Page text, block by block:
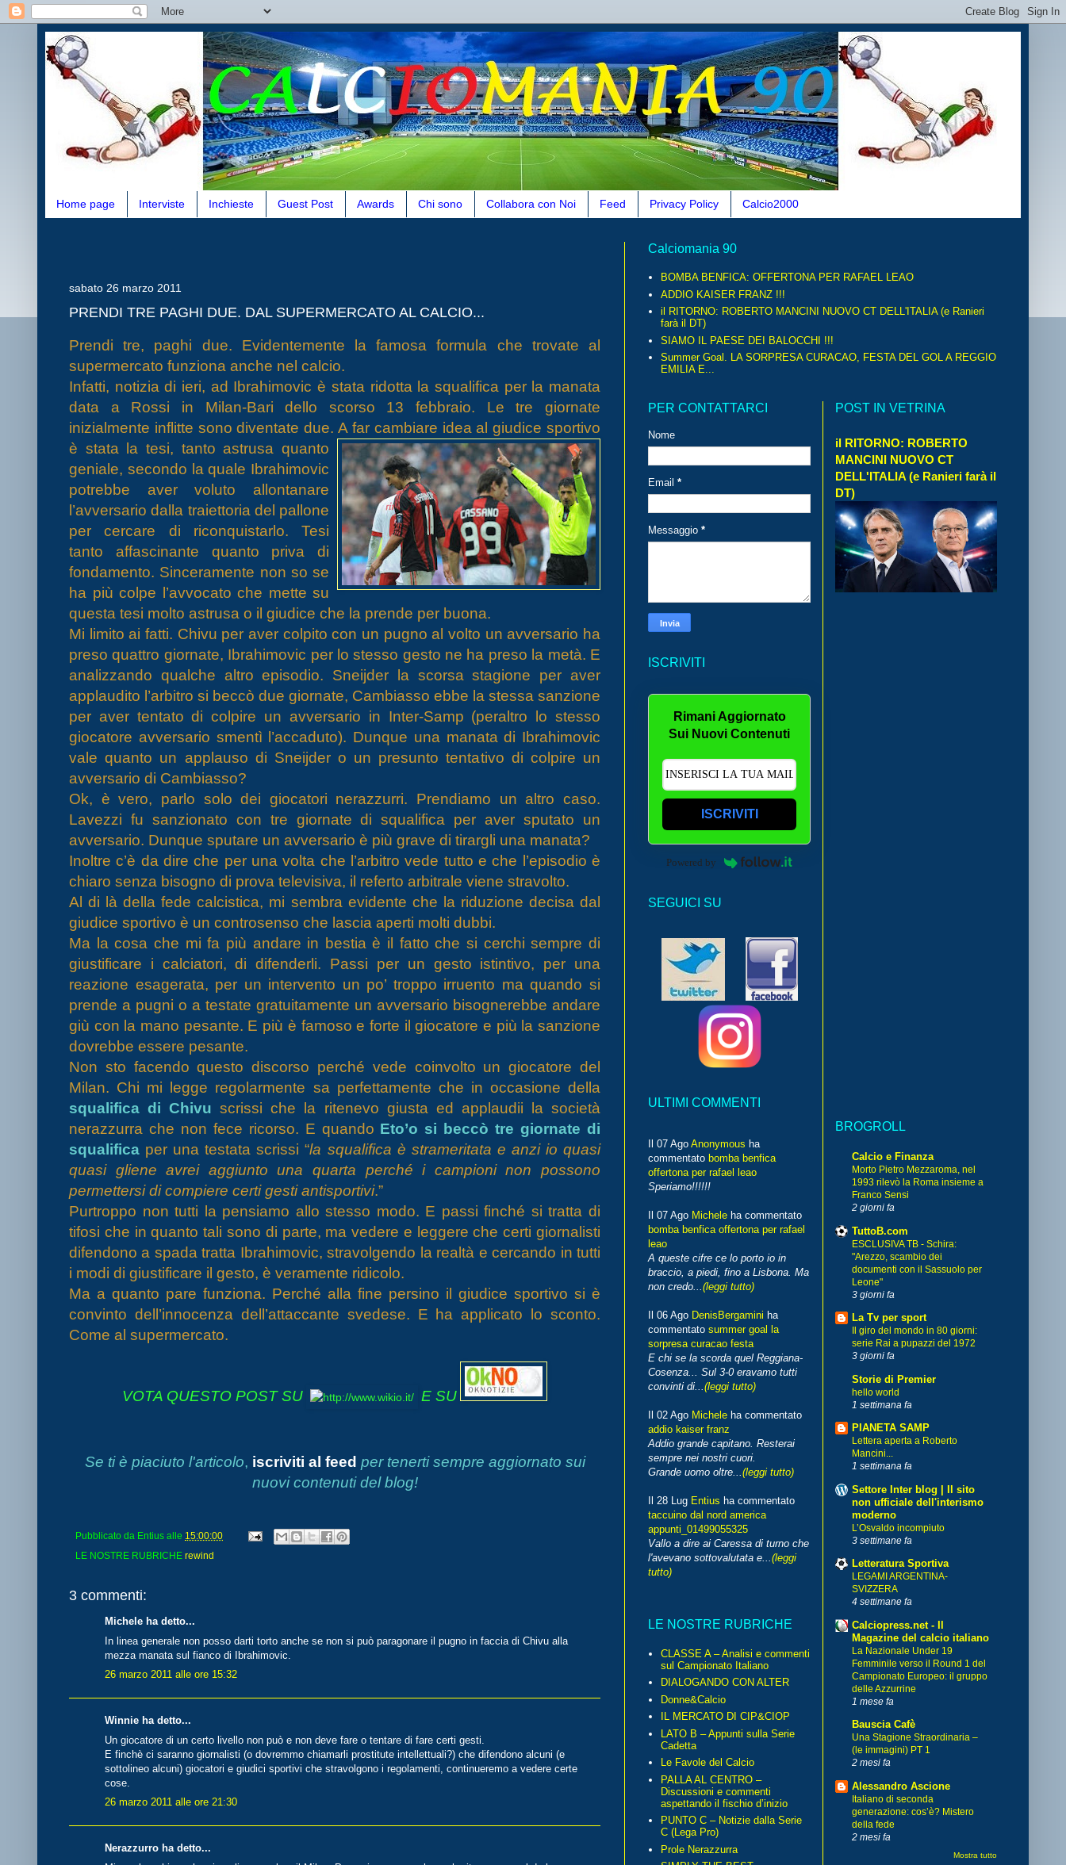
Home page Interviste Inchieste Guest Post Awards Chi sono Collabora con Noi Feed Privacy Policy Calcio2000
sabato 26 marzo 2011
PRENDI TRE PAGHI DUE. DAL SUPERMERCATO AL CALCIO...
Prendi tre, paghi due. Evidentemente la famosa formula che trovate al
supermercato funziona anche nel calcio.
Infatti, notizia di ieri, ad Ibrahimovic è stata ridotta la squalifica per la manata
data a Rossi in Milan-Bari dello scorso 13 febbraio. Le tre giornate
inizialmente inflitte sono diventate due. A far cambiare idea al giudice sportivo
è stata la tesi, tanto astrusa quanto
geniale, secondo la quale Ibrahimovic
potrebbe aver voluto allontanare
l’avversario dalla traiettoria del pallone
per cercare di riconquistarlo. Tesi
tanto affascinante quanto priva di
fondamento. Sinceramente non so se
ha più colpe l’avvocato che mette su
questa tesi molto astrusa o il giudice che la prende per buona.
Mi limito ai fatti. Chivu per aver colpito con un pugno al volto un avversario ha
preso quattro giornate, Ibrahimovic per lo stesso gesto ne ha preso la metà. E
analizzando qualche altro episodio. Sneijder la scorsa stagione per aver
applaudito l’arbitro si beccò due giornate, Cambiasso ebbe la stessa sanzione
per aver tentato di colpire un avversario in Inter-Samp (peraltro lo stesso
giocatore avversario smentì l’accaduto). Dunque una manata di Ibrahimovic
vale quanto un applauso di Sneijder o un presunto tentativo di colpire un
avversario di Cambiasso?
Ok, è vero, parlo solo dei giocatori nerazzurri. Prendiamo un altro caso.
Lavezzi fu sanzionato con tre giornate di squalifica per aver sputato un
avversario. Dunque sputare un avversario è più grave di tirargli una manata?
Inoltre c’è da dire che per una volta che l’arbitro vede tutto e che l’episodio è
chiaro senza bisogno di prova televisiva, il referto arbitrale viene stravolto.
Al di là della fede calcistica, mi sembra evidente che la riduzione decisa dal
giudice sportivo è un controsenso che lascia aperti molti dubbi.
Ma la cosa che mi fa più andare in bestia è il fatto che si cerchi sempre di
giustificare i calciatori, di difenderli. Passi per un gesto istintivo, per una
reazione esagerata, per un intervento un po’ troppo irruento ma quando si
prende a pugni o a testate gratuitamente un avversario bisognerebbe andare
giù con la mano pesante. E più è famoso e forte il giocatore e più la sanzione
dovrebbe essere pesante.
Non sto facendo questo discorso perché vede coinvolto un giocatore del
Milan. Chi mi legge regolarmente sa perfettamente che in occasione della
squalifica di Chivu scrissi che la ritenevo giusta ed applaudii la società
nerazzurra che non fece ricorso. E quando Eto’o si beccò tre giornate di
squalifica per una testata scrissi “la squalifica è strameritata e anzi io quasi
quasi gliene avrei aggiunto una quarta perché i campioni non possono
permettersi di compiere certi gesti antisportivi.”
Purtroppo non tutti la pensiamo allo stesso modo. E passi finché si tratta di
tifosi che in quanto tali sono di parte, ma vedere e leggere che certi giornalisti
difendono a spada tratta Ibrahimovic, stravolgendo la realtà e cercando in tutti
i modi di giustificare il gesto, è veramente ridicolo.
Ma a quanto pare funziona. Perché alla fine persino il giudice sportivo si è
convinto dell’innocenza dell’attaccante svedese. E ha applicato lo sconto.
Come al supermercato.
VOTA QUESTO POST SU E SU
Se ti è piaciuto l'articolo, iscriviti al feed per tenerti sempre aggiornato sui
nuovi contenuti del blog!
Pubblicato da Entius alle 15:00:00
LE NOSTRE RUBRICHE rewind
3 commenti:
Michele ha detto...
In linea generale non posso darti torto anche se non si può paragonare il pugno in faccia di Chivu alla
mezza manata sul fianco di Ibrahimovic.
26 marzo 2011 alle ore 15:32
Winnie ha detto...
Un giocatore di un certo livello non può e non deve fare o tentare di fare certi gesti.
E finchè ci saranno giornalisti (o dovremmo chiamarli prostitute intellettuali?) che difendono alcuni (e
sottolineo alcuni) giocatori e giudici sportivi che stravolgono i regolamenti, continueremo a vedere certe
cose.
26 marzo 2011 alle ore 21:30
Nerazzurro ha detto...
Calciomania 90
BOMBA BENFICA: OFFERTONA PER RAFAEL LEAO
ADDIO KAISER FRANZ !!!
il RITORNO: ROBERTO MANCINI NUOVO CT DELL'ITALIA (e Ranieri
farà il DT)
SIAMO IL PAESE DEI BALOCCHI !!!
Summer Goal. LA SORPRESA CURACAO, FESTA DEL GOL A REGGIO
EMILIA E...
PER CONTATTARCI
Nome
Email *
Messaggio *
ISCRIVITI
Rimani Aggiornato
Sui Nuovi Contenuti
ISCRIVITI
Powered by
SEGUICI SU
ULTIMI COMMENTI
Il 07 Ago Anonymous ha
commentato bomba benfica
offertona per rafael leao
Speriamo!!!!!!
Il 07 Ago Michele ha commentato
bomba benfica offertona per rafael
leao
A queste cifre ce lo porto io in
braccio, a piedi, fino a Lisbona. Ma
non credo...(leggi tutto)
Il 06 Ago DenisBergamini ha
commentato summer goal la
sorpresa curacao festa
E chi se la scorda quel Reggiana-
Cosenza... Sul 3-0 eravamo tutti
convinti di...(leggi tutto)
Il 02 Ago Michele ha commentato
addio kaiser franz
Addio grande capitano. Resterai
sempre nei nostri cuori.
Grande uomo oltre...(leggi tutto)
Il 28 Lug Entius ha commentato
taccuino dal nord america
appunti_01499055325
Vallo a dire ai Caressa di turno che
l'avevano sottovalutata e...(leggi
tutto)
LE NOSTRE RUBRICHE
CLASSE A – Analisi e commenti
sul Campionato Italiano
DIALOGANDO CON ALTER
Donne&Calcio
IL MERCATO DI CIP&CIOP
LATO B – Appunti sulla Serie
Cadetta
Le Favole del Calcio
PALLA AL CENTRO –
Discussioni e commenti
aspettando il fischio d’inizio
PUNTO C – Notizie dalla Serie
C (Lega Pro)
Prole Nerazzurra
POST IN VETRINA
il RITORNO: ROBERTO
MANCINI NUOVO CT
DELL'ITALIA (e Ranieri farà il
DT)
BROGROLL
Calcio e Finanza
Morto Pietro Mezzaroma, nel
1993 rilevò la Roma insieme a
Franco Sensi
2 giorni fa
TuttoB.com
ESCLUSIVA TB - Schira:
"Arezzo, scambio dei
documenti con il Sassuolo per
Leone"
3 giorni fa
La Tv per sport
Il giro del mondo in 80 giorni:
serie Rai a pupazzi del 1972
3 giorni fa
Storie di Premier
hello world
1 settimana fa
PIANETA SAMP
Lettera aperta a Roberto
Mancini...
1 settimana fa
Settore Inter blog | Il sito
non ufficiale dell'interismo
moderno
L’Osvaldo incompiuto
3 settimane fa
Letteratura Sportiva
LEGAMI ARGENTINA-
SVIZZERA
4 settimane fa
Calciopress.net - Il
Magazine del calcio italiano
La Nazionale Under 19
Femminile verso il Round 1 del
Campionato Europeo: il gruppo
delle Azzurrine
1 mese fa
Bauscia Cafè
Una Stagione Straordinaria –
(le immagini) PT 1
2 mesi fa
Alessandro Ascione
Italiano di seconda
generazione: cos’è? Mistero
della fede
2 mesi fa
Mostra tutto